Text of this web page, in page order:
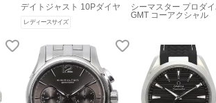
デイトジャスト 10Pダイヤ
レディースサイズ
シーマスター プロダ
GMT コーアクシャル